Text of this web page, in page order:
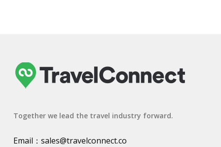
Together we lead the travel industry forward.
Email： sales@travelconnect.co